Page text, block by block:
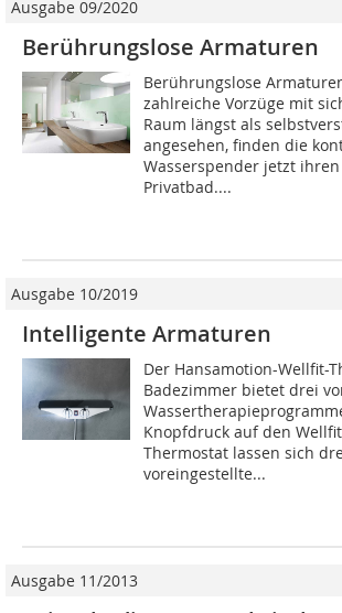
Ausgabe 09/2020
Berührungslose Armaturen
Berührungslose
zahlreiche Vorzüge mit
Raum längst als
angesehen, finden die
Wasserspender jetzt ihren
Privatbad....
Ausgabe 10/2019
Intelligente Armaturen
Der Hansamotion-Wellfit-
Badezimmer bietet drei
Knopfdruck auf den
Thermostat lassen sich
voreingestellte...
Ausgabe 11/2013